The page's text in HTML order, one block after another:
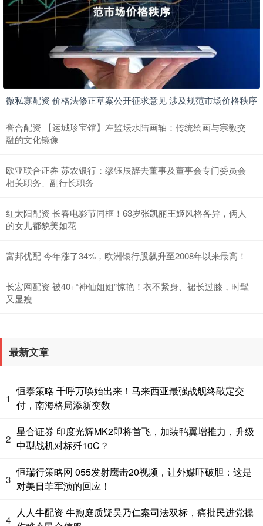
微私寡配资 价格法修正草案公开征求意见 涉及规范市场价格秩序
誉合配资 【运城珍宝馆】左监坛水陆画轴：传统绘画与宗教交
融的文化镜像
欧亚联合证券 苏农银行：缪钰辰辞去董事及董事会专门委员会
相关职务、副行长职务
红太阳配资 长春电影节同框！63岁张凯丽王姬风格各异，俩人
的女儿都貌美如花
富邦优配 今年涨了34%，欧洲银行股飙升至2008年以来最高！
长宏网配资 被40+“神仙姐姐”惊艳！衣不紧身、裙长过膝，时髦
又显瘦
最新文章
1
恒泰策略 千呼万唤始出来！马来西亚最强战舰终敲定交
付，南海格局添新变数
2
星合证券 印度光辉MK2即将首飞，加装鸭翼增推力，升级
中型战机对标歼10C？
3
恒瑞行策略网 055发射鹰击20视频，让外媒吓破胆：这是
对美日菲军演的回应！
4
人人牛配资 牛煦庭质疑吴乃仁案司法双标，痛批民进党操